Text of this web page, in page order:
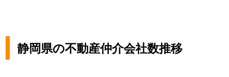
静岡県の不動産仲介会社数推移